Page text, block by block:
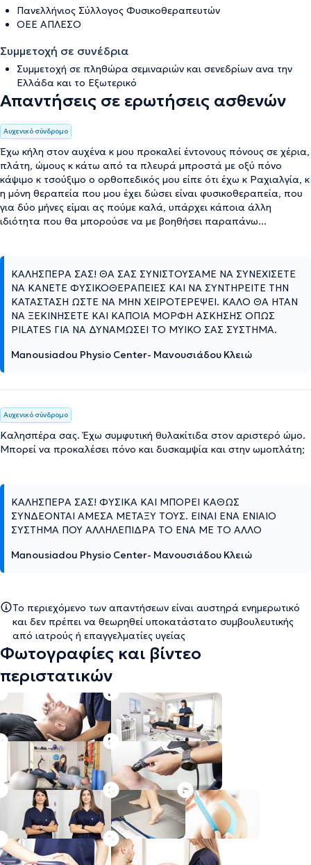
Πανελλήνιος Σύλλογος Φυσικοθεραπευτών
ΟΕΕ ΑΠΛΕΣΟ
Συμμετοχή σε συνέδρια
Συμμετοχή σε πληθώρα σεμιναριών και σενεδρίων ανα την
Ελλάδα και το Εξωτερικό
Απαντήσεις σε ερωτήσεις ασθενών
Αυχενικό σύνδρομο
Έχω κήλη στον αυχένα κ μου προκαλεί έντονους πόνους σε χέρια,
πλάτη, ώμους κ κάτω από τα πλευρά μπροστά με οξύ πόνο
κάψιμο κ τσούξιμο ο ορθοπεδικός μου είπε ότι έχω κ Ραχιαλγία, κ
η μόνη θεραπεία που μου έχει δώσει είναι φυσικοθεραπεία, που
για δύο μήνες είμαι ας πούμε καλά, υπάρχει κάποια άλλη
ιδιότητα που θα μπορούσε να με βοηθήσει παραπάνω...
ΚΑΛΗΣΠΕΡΑ ΣΑΣ! ΘΑ ΣΑΣ ΣΥΝΙΣΤΟΥΣΑΜΕ ΝΑ ΣΥΝΕΧΙΣΕΤΕ
ΝΑ ΚΑΝΕΤΕ ΦΥΣΙΚΟΘΕΡΑΠΕΙΕΣ ΚΑΙ ΝΑ ΣΥΝΤΗΡΕΙΤΕ ΤΗΝ
ΚΑΤΑΣΤΑΣΗ ΩΣΤΕ ΝΑ ΜΗΝ ΧΕΙΡΟΤΕΡΕΨΕΙ. ΚΑΛΟ ΘΑ ΗΤΑΝ
ΝΑ ΞΕΚΙΝΗΣΕΤΕ ΚΑΙ ΚΑΠΟΙΑ ΜΟΡΦΗ ΑΣΚΗΣΗΣ ΟΠΩΣ
PILATES ΓΙΑ ΝΑ ΔΥΝΑΜΩΣΕΙ ΤΟ ΜΥΙΚΟ ΣΑΣ ΣΥΣΤΗΜΑ.
Manousiadou Physio Center- Μανουσιάδου Κλειώ
Αυχενικό σύνδρομο
Καλησπέρα σας. Έχω συμφυτική θυλακίτιδα στον αριστερό ώμο.
Μπορεί να προκαλέσει πόνο και δυσκαμψία και στην ωμοπλάτη;
ΚΑΛΗΣΠΕΡΑ ΣΑΣ! ΦΥΣΙΚΑ ΚΑΙ ΜΠΟΡΕΙ ΚΑΘΩΣ
ΣΥΝΔΕΟΝΤΑΙ ΑΜΕΣΑ ΜΕΤΑΞΥ ΤΟΥΣ. ΕΙΝΑΙ ΕΝΑ ΕΝΙΑΙΟ
ΣΥΣΤΗΜΑ ΠΟΥ ΑΛΛΗΛΕΠΙΔΡΑ ΤΟ ΕΝΑ ΜΕ ΤΟ ΑΛΛΟ
Manousiadou Physio Center- Μανουσιάδου Κλειώ
Το περιεχόμενο των απαντήσεων είναι αυστηρά ενημερωτικό
και δεν πρέπει να θεωρηθεί υποκατάστατο συμβουλευτικής
από ιατρούς ή επαγγελματίες υγείας
Φωτογραφίες και βίντεο
περιστατικών